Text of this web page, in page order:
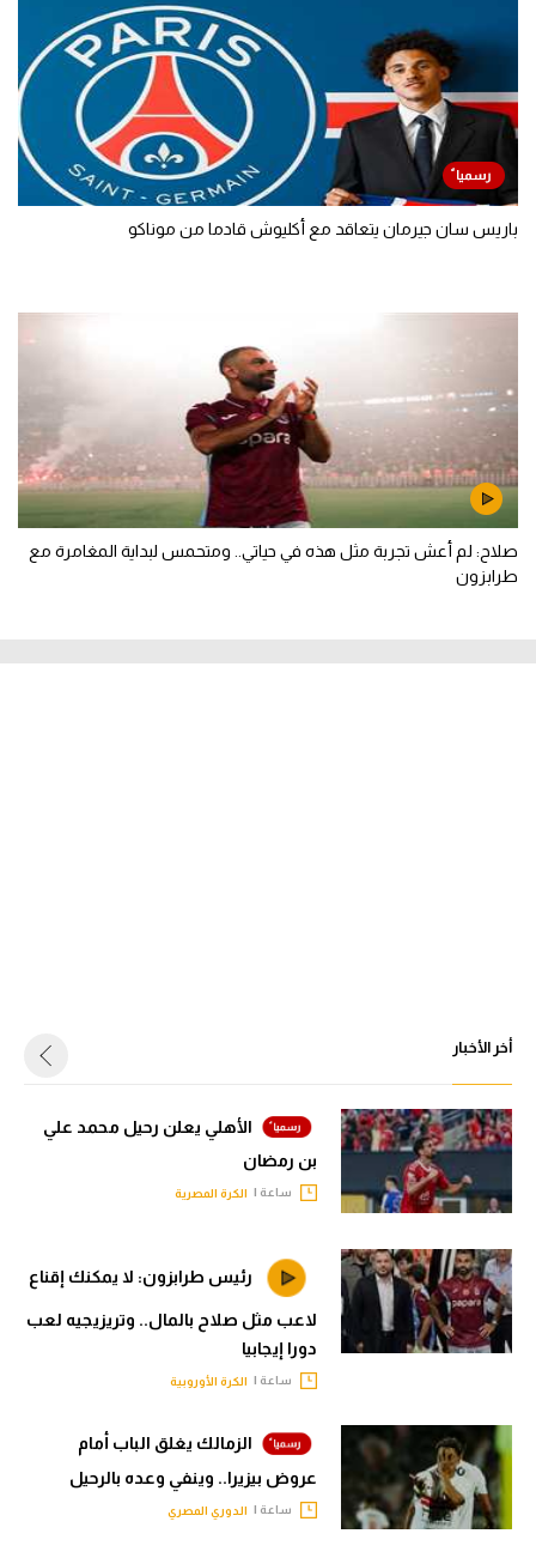
باريس سان جيرمان يتعاقد مع أكليوش قادما من موناكو
صلاح: لم أعش تجربة مثل هذه في حياتي.. ومتحمس لبداية المغامرة مع
طرابزون
أخر الأخبار
الأهلي يعلن رحيل محمد علي
بن رمضان
ساعة | الكرة المصرية
رئيس طرابزون: لا يمكنك إقناع
لاعب مثل صلاح بالمال.. وتريزيجيه لعب
دورا إيجابيا
ساعة | الكرة الأوروبية
الزمالك يغلق الباب أمام
عروض بيزيرا.. وينفي وعده بالرحيل
ساعة | الدوري المصري